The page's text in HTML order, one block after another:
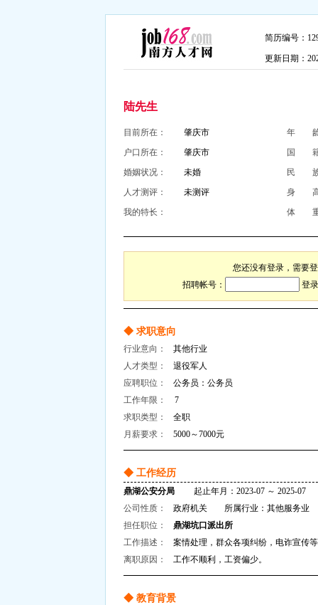
简历编号：
更新日期：
陆先生
目前所在： 肇庆市
年 龄
户口所在：
肇庆市
国
婚姻状况：
未婚
民
人才测评：
未测评
身 高
我的特长：
体 重
您还没有登录，需要
招聘帐号：
登
◆ 求职意向
行业意向：
其他行业
人才类型：
退役军人
应聘职位：
公务员：公务员
工作年限：
7
求职类型：
全职
月薪要求：
5000～7000元
◆ 工作经历
鼎湖公安分局起止年月：2023-07 ～ 2025-07
公司性质：
政府机关 所属行业：其他服务业
担任职位：
鼎湖坑口派出所
工作描述：
案情处理，群众各项纠纷，电诈宣传
离职原因：
工作不顺利，工资偏少。
◆ 教育背景